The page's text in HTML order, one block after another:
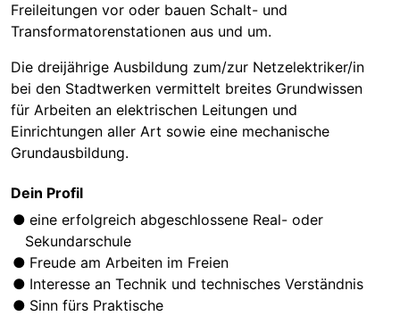
Freileitungen vor oder bauen Schalt- und
Transformatorenstationen aus und um.
Die dreijährige Ausbildung zum/zur Netzelektriker/in
bei den Stadtwerken vermittelt breites Grundwissen
für Arbeiten an elektrischen Leitungen und
Einrichtungen aller Art sowie eine mechanische
Grundausbildung.
Dein Profil
eine erfolgreich abgeschlossene Real- oder
Sekundarschule
Freude am Arbeiten im Freien
Interesse an Technik und technisches Verständnis
Sinn fürs Praktische